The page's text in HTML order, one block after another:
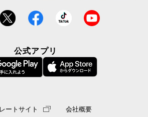
公式アプリ
ートサイト 会社概要